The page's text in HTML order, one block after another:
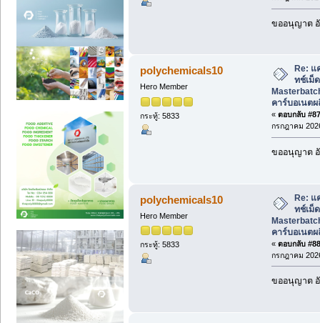
ขออนุญาต
polychemicals10
Hero Member
กระทู้: 5833
Re: แ
ทช์เม็
คาร์บอเนต
« ตอบกลับ
กรกฎาคม
ขออนุญาต
polychemicals10
Hero Member
กระทู้: 5833
Re: แ
ทช์เม็
คาร์บอเนต
« ตอบกลับ
กรกฎาคม
ขออนุญาต